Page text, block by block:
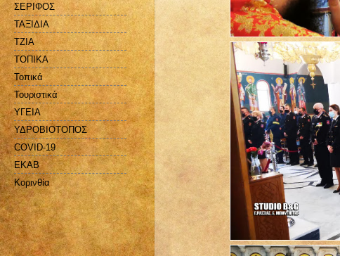
ΣΕΡΙΦΟΣ
ΤΑΞΙΔΙΑ
ΤΖΙΑ
ΤΟΠΙΚΑ
Τοπικά
Τουριστικά
ΥΓΕΙΑ
ΥΔΡΟΒΙΟΤΟΠΟΣ
COVID-19
EKAB
Kορινθία